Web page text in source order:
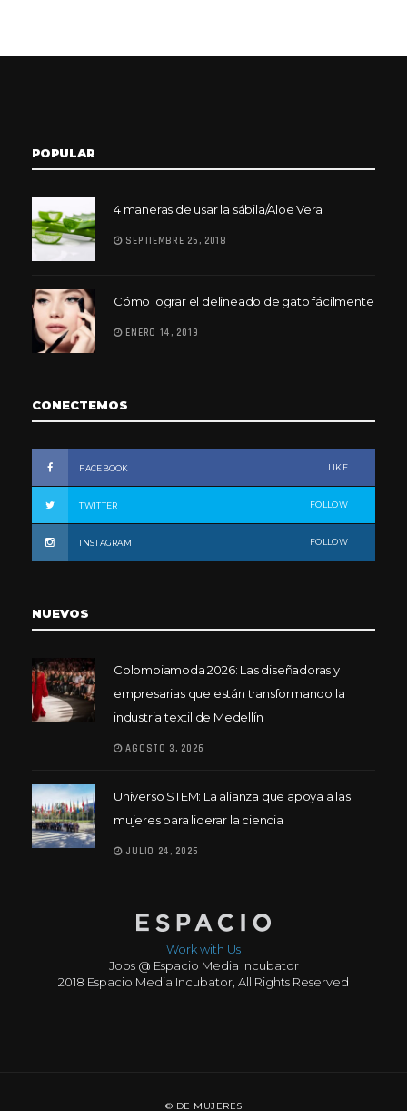
POPULAR
4 maneras de usar la sábila/Aloe Vera
SEPTIEMBRE 26, 2018
Cómo lograr el delineado de gato fácilmente
ENERO 14, 2019
CONECTEMOS
FACEBOOK LIKE
TWITTER FOLLOW
INSTAGRAM FOLLOW
NUEVOS
Colombiamoda 2026: Las diseñadoras y
empresarias que están transformando la
industria textil de Medellín
AGOSTO 3, 2026
Universo STEM: La alianza que apoya a las
mujeres para liderar la ciencia
JULIO 24, 2026
Work with Us
Jobs @ Espacio Media Incubator
2018 Espacio Media Incubator, All Rights Reserved
© DE MUJERES